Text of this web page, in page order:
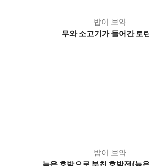
밥이 보약
무와 소고기가 들어간 토
밥이 보약